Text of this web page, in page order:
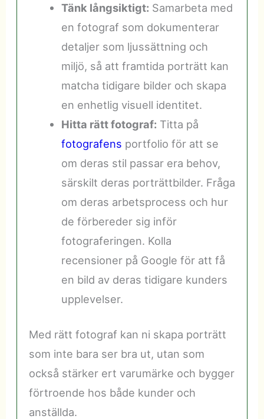
Tänk långsiktigt: Samarbeta med
en fotograf som dokumenterar
detaljer som ljussättning och
miljö, så att framtida porträtt kan
matcha tidigare bilder och skapa
en enhetlig visuell identitet.
Hitta rätt fotograf: Titta på
fotografens portfolio för att se
om deras stil passar era behov,
särskilt deras porträttbilder. Fråga
om deras arbetsprocess och hur
de förbereder sig inför
fotograferingen. Kolla
recensioner på Google för att få
en bild av deras tidigare kunders
upplevelser.
Med rätt fotograf kan ni skapa porträtt
som inte bara ser bra ut, utan som
också stärker ert varumärke och bygger
förtroende hos både kunder och
anställda.